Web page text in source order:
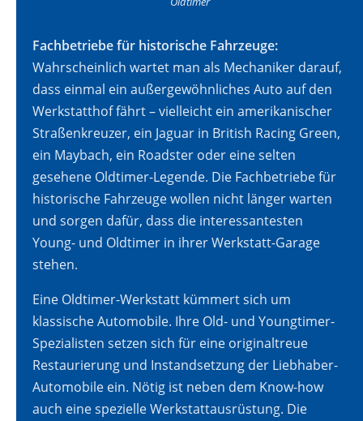
Fachbetriebe für historische Fahrzeuge:
Wahrscheinlich wartet man als Mechaniker darauf,
dass einmal ein außergewöhnliches Auto auf den
Werkstatthof fährt – vielleicht ein amerikanischer
Straßenkreuzer, ein Jaguar in British Racing Green,
ein Maybach, ein Roadster oder eine selten
gesehene Oldtimer-Legende. Die Fachbetriebe für
historische Fahrzeuge wollen nicht länger warten
und sorgen dafür, dass die interessantesten
Young- und Oldtimer in ihrer Werkstatt-Garage
stehen.
Eine Oldtimer-Werkstatt kümmert sich um
klassische Automobile. Ihre Old- und Youngtimer-
Spezialisten setzen sich für eine originaltreue
Restaurierung und Instandsetzung der Liebhaber-
Automobile ein. Nötig ist neben dem Know-how
auch eine spezielle Werkstattausrüstung. Die